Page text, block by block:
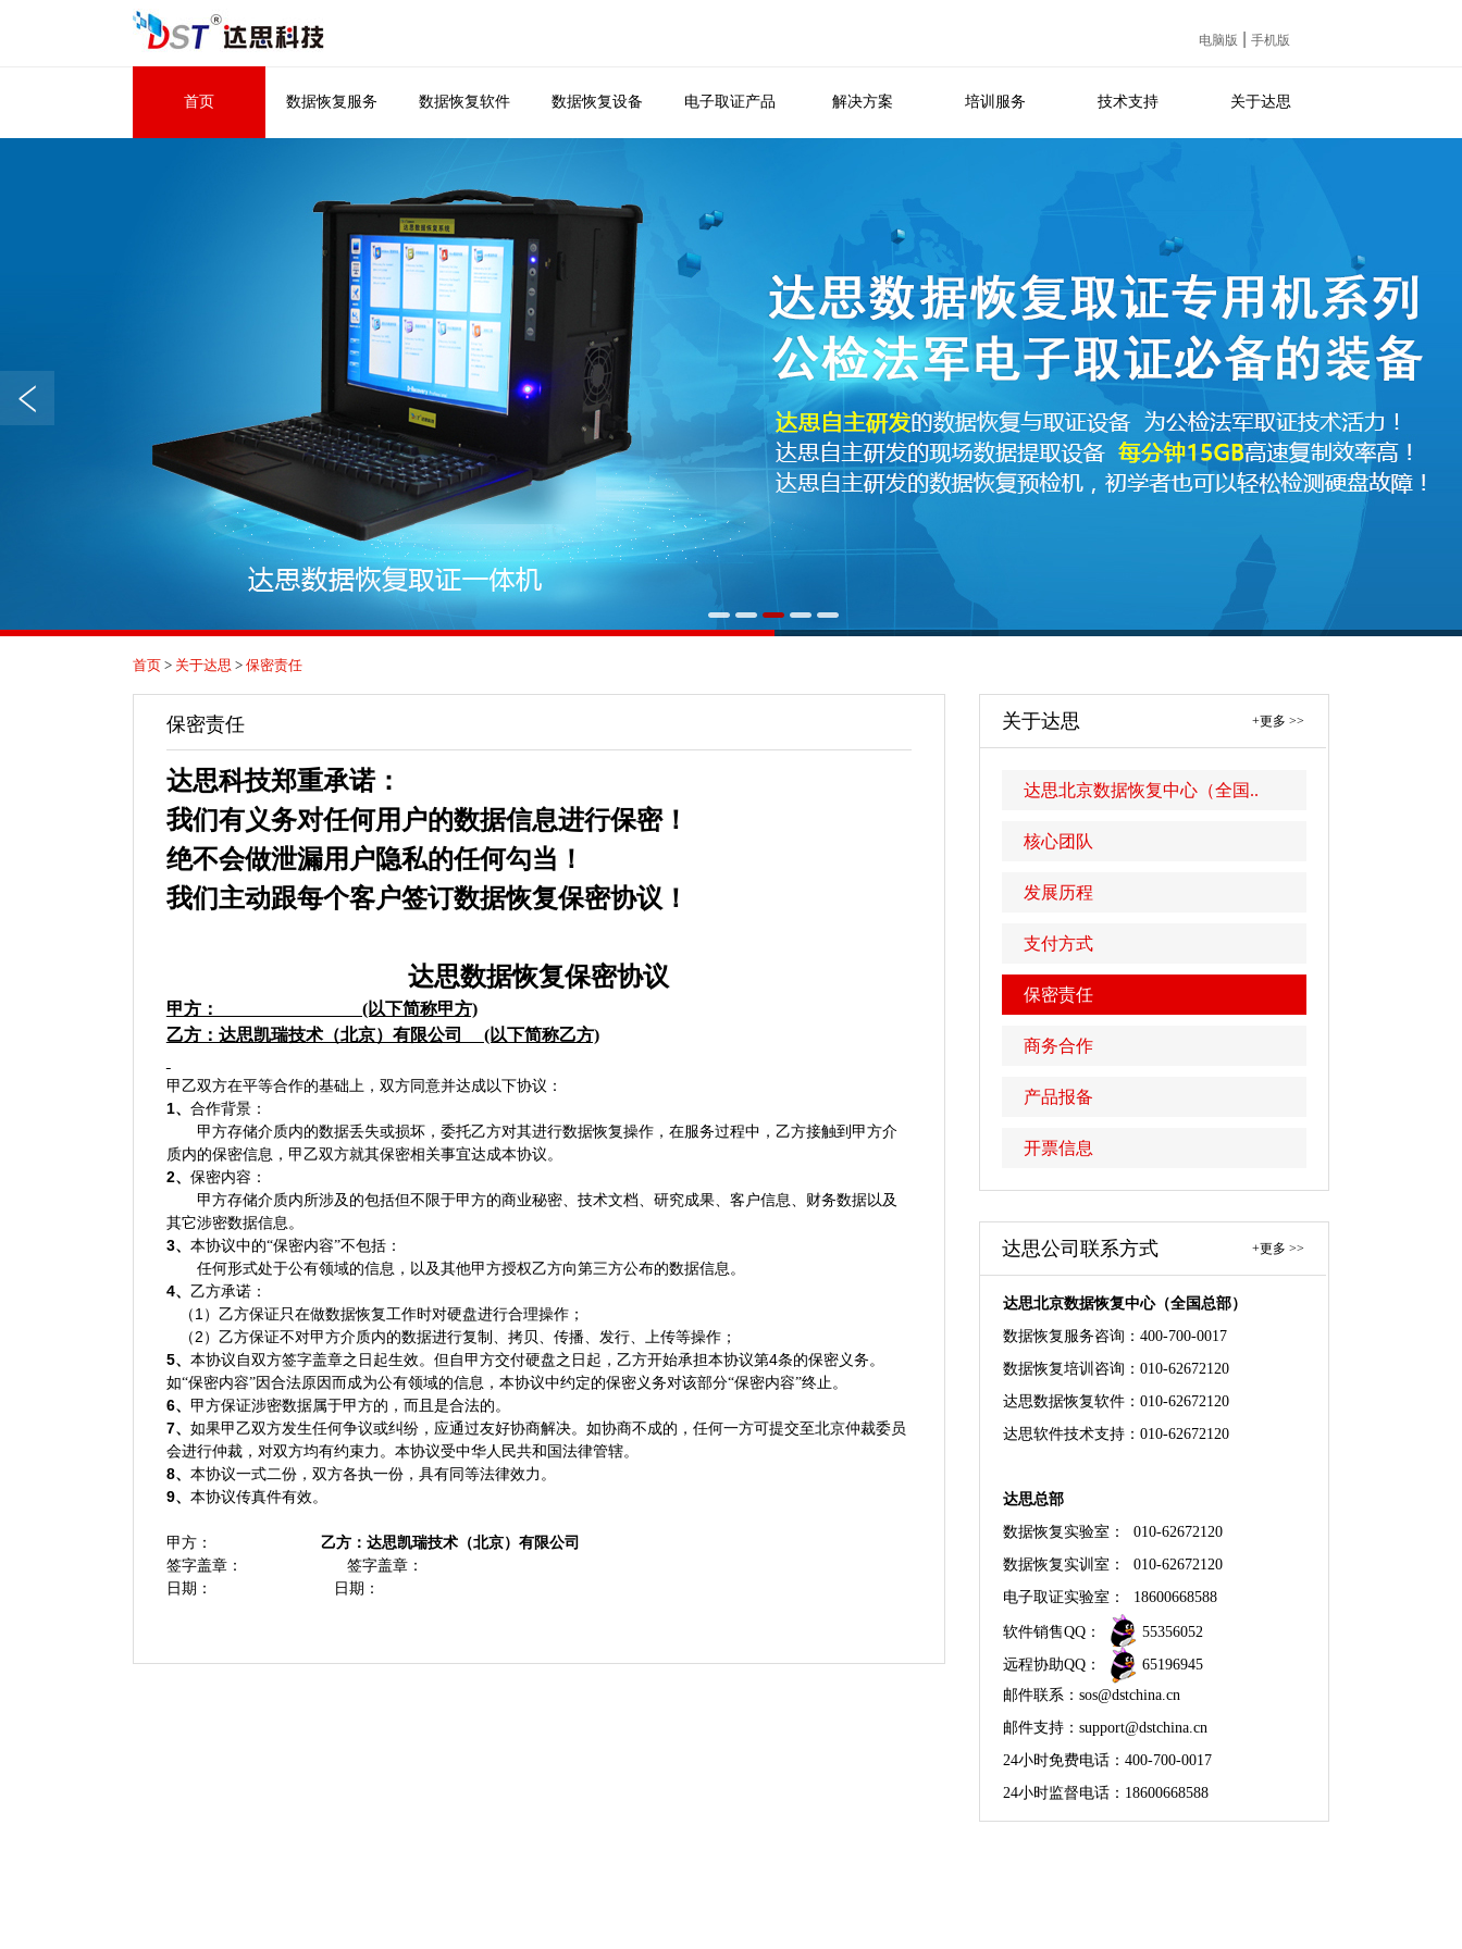
电脑版 手机版
首页 数据恢复服务 数据恢复软件 数据恢复设备 电子取证产品 解决方案 培训服务 技术支持 关于达思
首页 > 关于达思 > 保密责任
保密责任
达思科技郑重承诺：
我们有义务对任何用户的数据信息进行保密！
绝不会做泄漏用户隐私的任何勾当！
我们主动跟每个客户签订数据恢复保密协议！
达思数据恢复保密协议
甲方： (以下简称甲方)
乙方：达思凯瑞技术（北京）有限公司 (以下简称乙方)
甲乙双方在平等合作的基础上，双方同意并达成以下协议：
1、 合作背景：
甲方存储介质内的数据丢失或损坏，委托乙方对其进行数据恢复操作，在服务过程中，乙方接触到甲方介
质内的保密信息，甲乙双方就其保密相关事宜达成本协议。
2、 保密内容：
甲方存储介质内所涉及的包括但不限于甲方的商业秘密、技术文档、研究成果、客户信息、财务数据以及
其它涉密数据信息。
3、 本协议中的“保密内容”不包括：
任何形式处于公有领域的信息，以及其他甲方授权乙方向第三方公布的数据信息。
4、 乙方承诺：
（ 1）乙方保证只在做数据恢复工作时对硬盘进行合理操作；
（ 2 ）乙方保证不对甲方介质内的数据进行复制、拷贝、传播、发行、上传等操作；
5、 本协议自双方签字盖章之日起生效。但自甲方交付硬盘之日起，乙方开始承担本协议第4条的保密义务。
如“保密内容”因合法原因而成为公有领域的信息，本协议中约定的保密义务对该部分“保密内容”终止。
6、 甲方保证涉密数据属于甲方的，而且是合法的。
7、 如果甲乙双方发生任何争议或纠纷，应通过友好协商解决。如协商不成的，任何一方可提交至北京仲裁委员
会进行仲裁，对双方均有约束力。本协议受中华人民共和国法律管辖。
8、 本协议一式二份，双方各执一份，具有同等法律效力。
9、 本协议传真件有效。
甲方：
乙方：达思凯瑞技术（北京）有限公司
签字盖章：
签字盖章：
日期：
日期：
关于达思 +更多 >>
达思北京数据恢复中心（全国..
核心团队
发展历程
支付方式
保密责任
商务合作
产品报备
开票信息
达思公司联系方式 +更多 >>
达思北京数据恢复中心（全国总部）
数据恢复服务咨询：400-700-0017
数据恢复培训咨询：010-62672120
达思数据恢复软件：010-62672120
达思软件技术支持：010-62672120
达思总部
数据恢复实验室： 010-62672120
数据恢复实训室： 010-62672120
电子取证实验室： 18600668588
软件销售QQ：
55356052
远程协助QQ：
65196945
邮件联系：sos@dstchina.cn
邮件支持： support@dstchina.cn
24小时免费电话：400-700-0017
24小时监督电话： 18600668588